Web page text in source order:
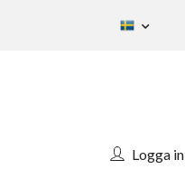
Logga in